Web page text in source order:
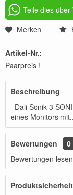
Teile dies über
Merken
Artikel-Nr.:
Paarpreis !
Beschreibung
Dali Sonik 3
eines Monitors
Bewertungen
0
Bewertungen
Produktsicherheit